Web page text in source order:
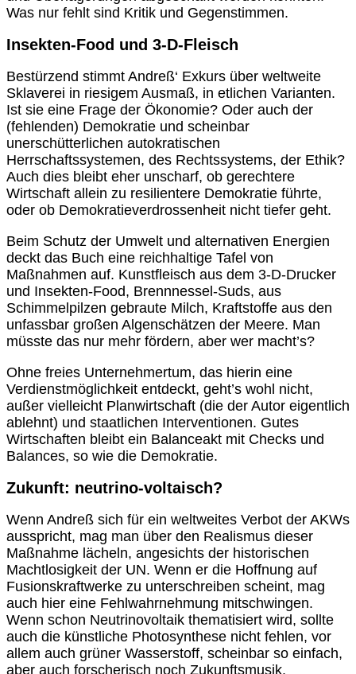
Was nur fehlt sind Kritik und Gegenstimmen.
Insekten-Food und 3-D-Fleisch
Bestürzend stimmt Andreß‘ Exkurs über weltweite
Sklaverei in riesigem Ausmaß, in etlichen Varianten.
Ist sie eine Frage der Ökonomie? Oder auch der
(fehlenden) Demokratie und scheinbar
unerschütterlichen autokratischen
Herrschaftssystemen, des Rechtssystems, der Ethik?
Auch dies bleibt eher unscharf, ob gerechtere
Wirtschaft allein zu resilientere Demokratie führte,
oder ob Demokratieverdrossenheit nicht tiefer geht.
Beim Schutz der Umwelt und alternativen Energien
deckt das Buch eine reichhaltige Tafel von
Maßnahmen auf. Kunstfleisch aus dem 3-D-Drucker
und Insekten-Food, Brennnessel-Suds, aus
Schimmelpilzen gebraute Milch, Kraftstoffe aus den
unfassbar großen Algenschätzen der Meere. Man
müsste das nur mehr fördern, aber wer macht’s?
Ohne freies Unternehmertum, das hierin eine
Verdienstmöglichkeit entdeckt, geht’s wohl nicht,
außer vielleicht Planwirtschaft (die der Autor eigentlich
ablehnt) und staatlichen Interventionen. Gutes
Wirtschaften bleibt ein Balanceakt mit Checks und
Balances, so wie die Demokratie.
Zukunft: neutrino-voltaisch?
Wenn Andreß sich für ein weltweites Verbot der AKWs
ausspricht, mag man über den Realismus dieser
Maßnahme lächeln, angesichts der historischen
Machtlosigkeit der UN. Wenn er die Hoffnung auf
Fusionskraftwerke zu unterschreiben scheint, mag
auch hier eine Fehlwahrnehmung mitschwingen.
Wenn schon Neutrinovoltaik thematisiert wird, sollte
auch die künstliche Photosynthese nicht fehlen, vor
allem auch grüner Wasserstoff, scheinbar so einfach,
aber auch forscherisch noch Zukunftsmusik.